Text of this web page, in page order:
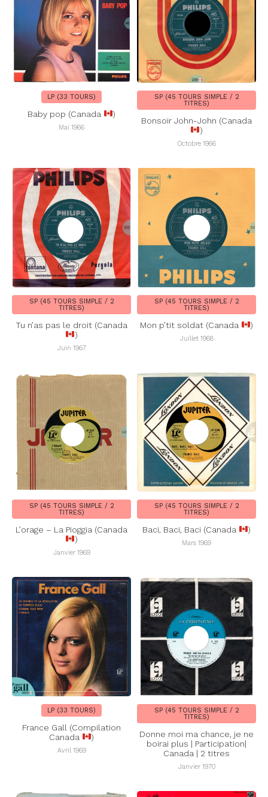
LP (33 TOURS)
Baby pop (Canada )
Mai 1966
SP (45 TOURS SIMPLE / 2
TITRES)
Bonsoir John-John (Canada
)
Octobre 1966
SP (45 TOURS SIMPLE / 2
TITRES)
Tu n’as pas le droit (Canada
)
Juin 1967
SP (45 TOURS SIMPLE / 2
TITRES)
Mon p’tit soldat (Canada )
Juillet 1968
SP (45 TOURS SIMPLE / 2
TITRES)
L’orage – La Pioggia (Canada
)
Janvier 1969
SP (45 TOURS SIMPLE / 2
TITRES)
Baci, Baci, Baci (Canada )
Mars 1969
LP (33 TOURS)
France Gall (Compilation
Canada
)
Avril 1969
SP (45 TOURS SIMPLE / 2
TITRES)
Donne moi ma chance, je ne
boirai plus | Participation|
Canada | 2 titres
Janvier 1970